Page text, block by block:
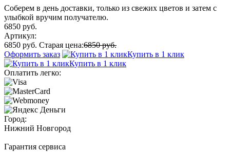
Соберем в день доставки, только из свежих цветов и затем с
улыбкой вручим получателю.
6850 руб.
Артикул:
6850 руб. Старая цена:6850 руб.
Оформить заказ
Купить в 1 клик
Купить в 1 клик
Оплатить легко:
Город:
Нижний Новгород
Гарантия сервиса